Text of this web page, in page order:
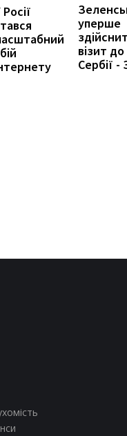
уперше
візит до
Сербії -